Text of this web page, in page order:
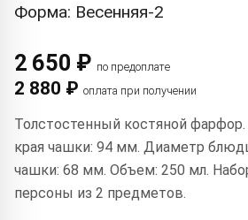
Форма: Весенняя-2
2 650 ₽ по предоплате
2 880 ₽ оплата при получении
Толстостенный костяной
края чашки: 94 мм. Диаметр
чашки: 68 мм. Объем: 250 мл.
персоны из 2 предметов.